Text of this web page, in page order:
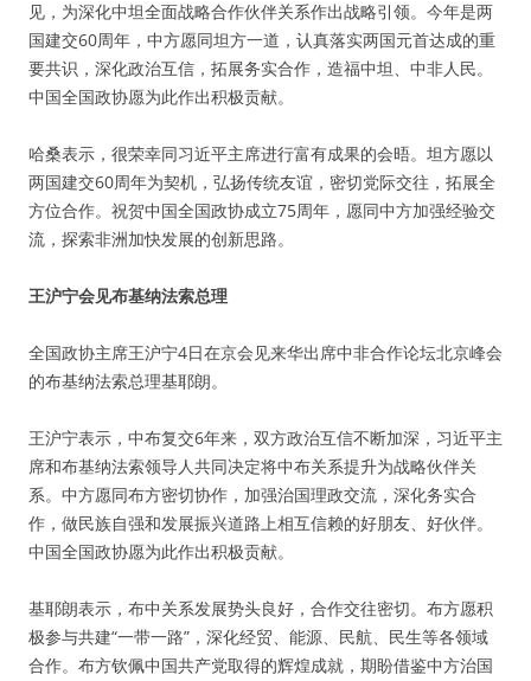
见，为深化中坦全面战略合作伙伴关系作出战略引领。今年是两
国建交60周年，中方愿同坦方一道，认真落实两国元首达成的重
要共识，深化政治互信，拓展务实合作，造福中坦、中非人民。
中国全国政协愿为此作出积极贡献。
哈桑表示，很荣幸同习近平主席进行富有成果的会晤。坦方愿以
两国建交60周年为契机，弘扬传统友谊，密切党际交往，拓展全
方位合作。祝贺中国全国政协成立75周年，愿同中方加强经验交
流，探索非洲加快发展的创新思路。
王沪宁会见布基纳法索总理
全国政协主席王沪宁4日在京会见来华出席中非合作论坛北京峰会
的布基纳法索总理基耶朗。
王沪宁表示，中布复交6年来，双方政治互信不断加深，习近平主
席和布基纳法索领导人共同决定将中布关系提升为战略伙伴关
系。中方愿同布方密切协作，加强治国理政交流，深化务实合
作，做民族自强和发展振兴道路上相互信赖的好朋友、好伙伴。
中国全国政协愿为此作出积极贡献。
基耶朗表示，布中关系发展势头良好，合作交往密切。布方愿积
极参与共建“一带一路”，深化经贸、能源、民航、民生等各领域
合作。布方钦佩中国共产党取得的辉煌成就，期盼借鉴中方治国